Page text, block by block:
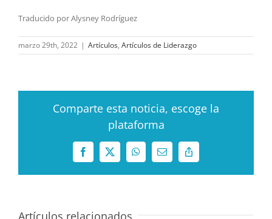
Traducido por Alysney Rodríguez
marzo 29th, 2022 | Artículos, Artículos de Liderazgo
Comparte esta noticia, escoge la
plataforma
Facebook
X WhatsAppCorreoCopy